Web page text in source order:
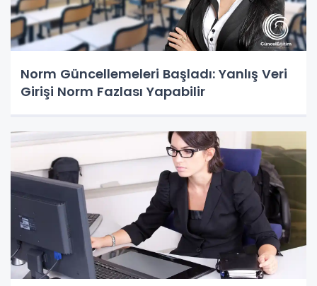
Norm Güncellemeleri Başladı: Yanlış Veri
Girişi Norm Fazlası Yapabilir